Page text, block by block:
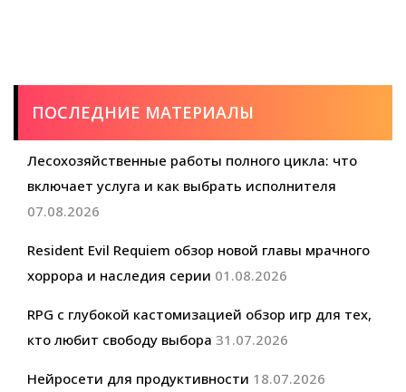
ПОСЛЕДНИЕ МАТЕРИАЛЫ
Лесохозяйственные работы полного цикла: что
включает услуга и как выбрать исполнителя
07.08.2026
Resident Evil Requiem обзор новой главы мрачного
хоррора и наследия серии 01.08.2026
RPG с глубокой кастомизацией обзор игр для тех,
кто любит свободу выбора 31.07.2026
Нейросети для продуктивности 18.07.2026